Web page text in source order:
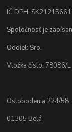
IČ DPH:
Spoločnosť je
Oddiel: Sro.
Vložka číslo: 78086/L
Oslobodenia 224/58
01305 Belá